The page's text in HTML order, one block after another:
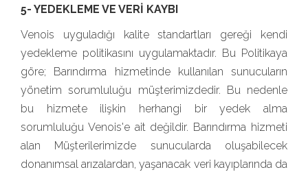
5- YEDEKLEME VE VERİ KAYBI
Venois uyguladığı kalite standartları gereği kendi
yedekleme politikasını uygulamaktadır. Bu Politikaya
göre; Barındırma hizmetinde kullanılan sunucuların
yönetim sorumluluğu müşterimizdedir. Bu nedenle
bu hizmete ilişkin herhangi bir yedek alma
sorumluluğu Venois'e ait değildir. Barındırma hizmeti
alan Müşterilerimizde sunucularda oluşabilecek
donanımsal arızalardan, yaşanacak veri kayıplarında da